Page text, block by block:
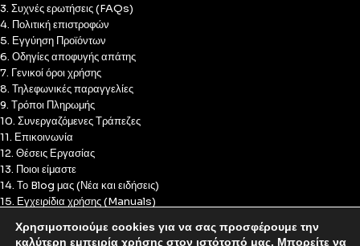
3. Συχνές ερωτήσεις (FAQs)
4. Πολιτική επιστροφών
5. Εγγύηση Προϊόντων
6. Οδηγίες αποφυγής απάτης
7. Γενικοί όροι χρήσης
8. Τηλεφωνικές παραγγελίες
9. Τρόποι Πληρωμής
10. Συνεργαζόμενες Τράπεζες
11. Επικοινωνία
12. Θέσεις Εργασίας
13. Ποιοι είμαστε
14. Το Blog μας (Νέα και ειδήσεις)
15. Εγχειρίδια χρήσης (Manuals)
17. Πολιτική Cookies
Χρησιμοποιούμε cookies για να σας προσφέρουμε την
καλύτερη εμπειρία χρήσης στον ιστότοπό μας. Μπορείτε να